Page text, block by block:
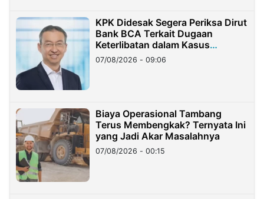
KPK Didesak Segera Periksa Dirut
Bank BCA Terkait Dugaan
Keterlibatan dalam Kasus
Hilangnya Dana Nasabah Rp2,58
Miliar
07/08/2026 - 09:06
Biaya Operasional Tambang
Terus Membengkak? Ternyata Ini
yang Jadi Akar Masalahnya
07/08/2026 - 00:15